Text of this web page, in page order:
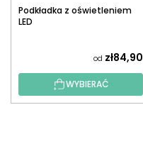
Podkładka z oświetleniem
LED
od zł84,90
WYBIERAĆ